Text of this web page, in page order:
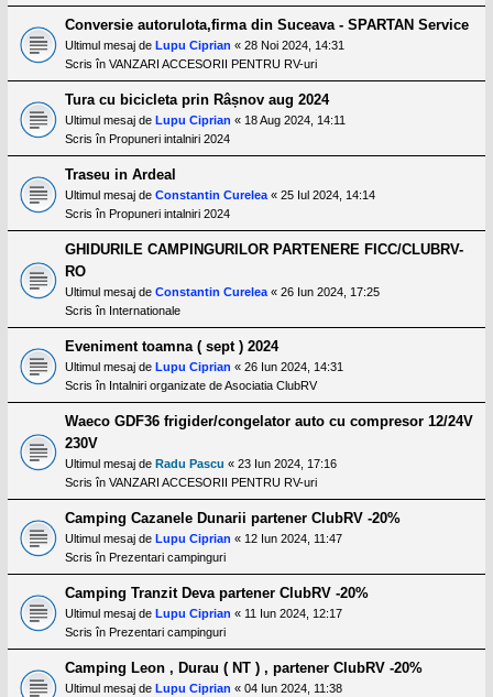
Conversie autorulota,firma din Suceava - SPARTAN Service
Ultimul mesaj de Lupu Ciprian « 28 Noi 2024, 14:31
Scris în VANZARI ACCESORII PENTRU RV-uri
Tura cu bicicleta prin Râșnov aug 2024
Ultimul mesaj de Lupu Ciprian « 18 Aug 2024, 14:11
Scris în Propuneri intalniri 2024
Traseu in Ardeal
Ultimul mesaj de Constantin Curelea « 25 Iul 2024, 14:14
Scris în Propuneri intalniri 2024
GHIDURILE CAMPINGURILOR PARTENERE FICC/CLUBRV-
RO
Ultimul mesaj de Constantin Curelea « 26 Iun 2024, 17:25
Scris în Internationale
Eveniment toamna ( sept ) 2024
Ultimul mesaj de Lupu Ciprian « 26 Iun 2024, 14:31
Scris în Intalniri organizate de Asociatia ClubRV
Waeco GDF36 frigider/congelator auto cu compresor 12/24V
230V
Ultimul mesaj de Radu Pascu « 23 Iun 2024, 17:16
Scris în VANZARI ACCESORII PENTRU RV-uri
Camping Cazanele Dunarii partener ClubRV -20%
Ultimul mesaj de Lupu Ciprian « 12 Iun 2024, 11:47
Scris în Prezentari campinguri
Camping Tranzit Deva partener ClubRV -20%
Ultimul mesaj de Lupu Ciprian « 11 Iun 2024, 12:17
Scris în Prezentari campinguri
Camping Leon , Durau ( NT ) , partener ClubRV -20%
Ultimul mesaj de Lupu Ciprian « 04 Iun 2024, 11:38